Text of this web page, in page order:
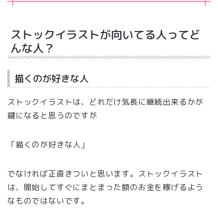
ストックイラストが向いてる人ってど
んな人？
描くのが好きな人
ストックイラストは、どれだけ気長に継続出来るかが
鍵になると思うのですが
「描くのが好きな人」
でなければ正直きついと思います。ストックイラスト
は、開始してすぐにまとまった額のお金を稼げるよう
なものではないです。